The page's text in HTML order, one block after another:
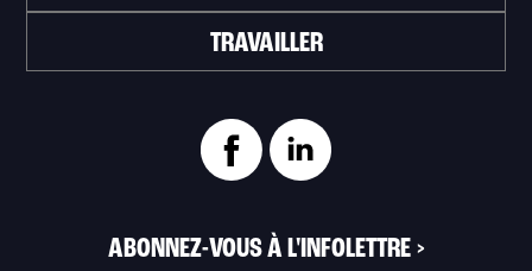
TRAVAILLER
ABONNEZ-VOUS À L'INFOLETTRE >